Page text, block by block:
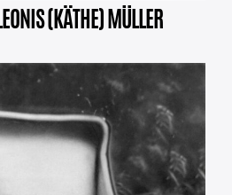
(KÄTHE) MÜLLER